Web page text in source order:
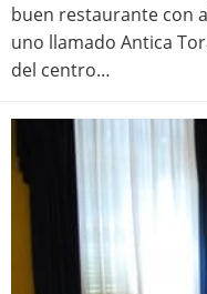
buen restaurante con
uno llamado Antica
del centro…